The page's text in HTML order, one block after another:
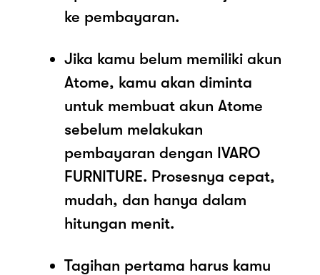
ke pembayaran.
Jika kamu belum memiliki akun
Atome, kamu akan diminta
untuk membuat akun Atome
sebelum melakukan
pembayaran dengan IVARO
FURNITURE. Prosesnya cepat,
mudah, dan hanya dalam
hitungan menit.
Tagihan pertama harus kamu